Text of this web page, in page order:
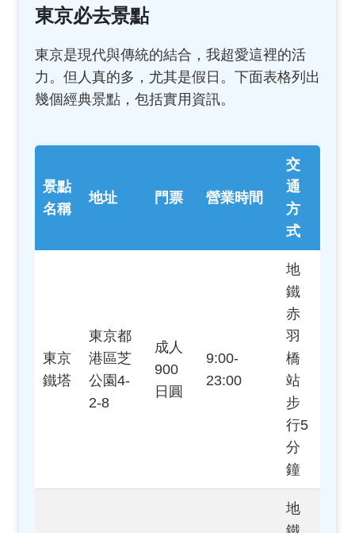
東京必去景點
東京是現代與傳統的結合，我超愛這裡的活
力。但人真的多，尤其是假日。下面表格列出
幾個經典景點，包括實用資訊。
景點
名稱
地址 門票 營業時間
交
通
方
式
東京
鐵塔
東京都
港區芝
公園4-
2-8
成人
900
日圓
9:00-
23:00
地
鐵
赤
羽
橋
站
步
行5
分
鐘
地